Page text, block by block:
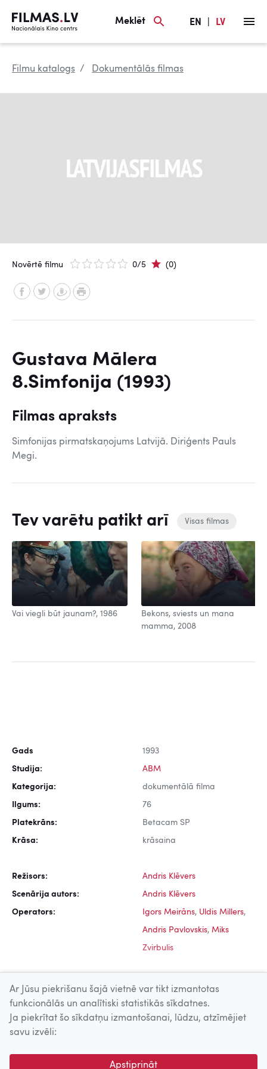
Meklēt EN LV
Filmu katalogs Dokumentālās filmas
Novērtē filmu 0/5 (0)
Gustava Mālera
8.Simfonija (1993)
Filmas apraksts
Simfonijas pirmatskaņojums Latvijā. Diriģents Pauls
Megi.
Tev varētu patikt arī Visas filmas
Vai viegli būt jaunam?, 1986
Bekons, sviests un mana
mamma, 2008
Gads 1993
Studija: ABM
Kategorija: dokumentālā filma
Ilgums: 76
Platekrāns: Betacam SP
Krāsa: krāsaina
Režisors: Andris Klēvers
Scenārija autors: Andris Klēvers
Operators: Igors Meirāns, Uldis Millers,
Andris Pavlovskis, Miks
Zvirbulis
Uz augšu
© 2026 Nacionālais Kino centrs, Kultūras informācijas sistēmu
centrs. Sadarbības partneris: Latvijas Valsts
Ar Jūsu piekrišanu šajā vietnē var tikt izmantotas
funkcionālās un analītiski statistikās sīkdatnes.
Ja piekrītat šo sīkdatņu izmantošanai, lūdzu, atzīmējiet
savu izvēli:
Apstiprināt